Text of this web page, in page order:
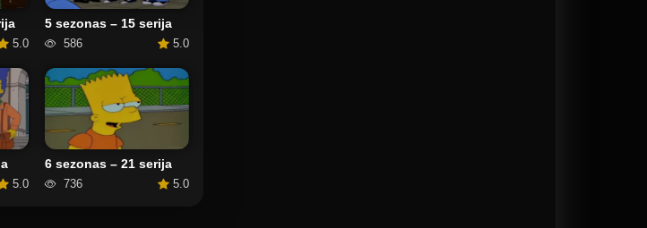
5.0
5 sezonas – 15 serija
586 5.0
5.0
6 sezonas – 21 serija
736 5.0